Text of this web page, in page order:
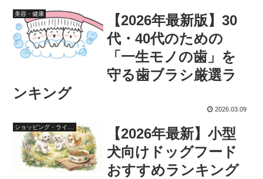
美容・健康
【2026年最新版】30
代・40代のための
「一生モノの歯」を
守る歯ブラシ厳選ラ
ンキング
2026.03.09
【2026年最新】小型
犬向けドッグフード
おすすめランキング